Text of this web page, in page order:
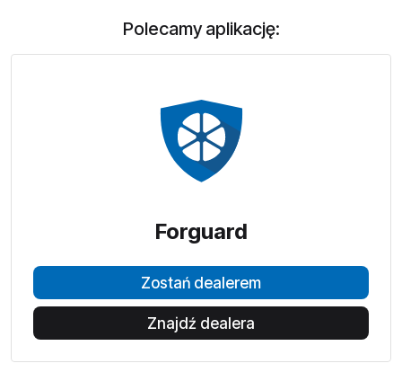
Polecamy aplikację:
Forguard
Zostań dealerem
Znajdź dealera